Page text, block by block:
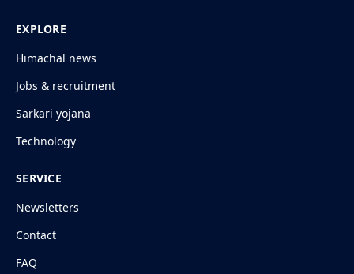
EXPLORE
Himachal news
Jobs & recruitment
Sarkari yojana
Technology
SERVICE
Newsletters
Contact
FAQ